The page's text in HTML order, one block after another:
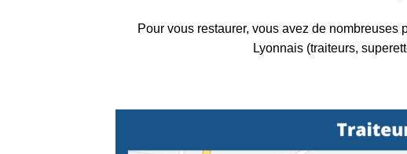
Pour vous restaurer, vous avez de
Lyonnais (traiteurs,